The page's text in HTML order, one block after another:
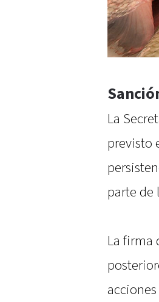
La
previsto
parte de
La firma